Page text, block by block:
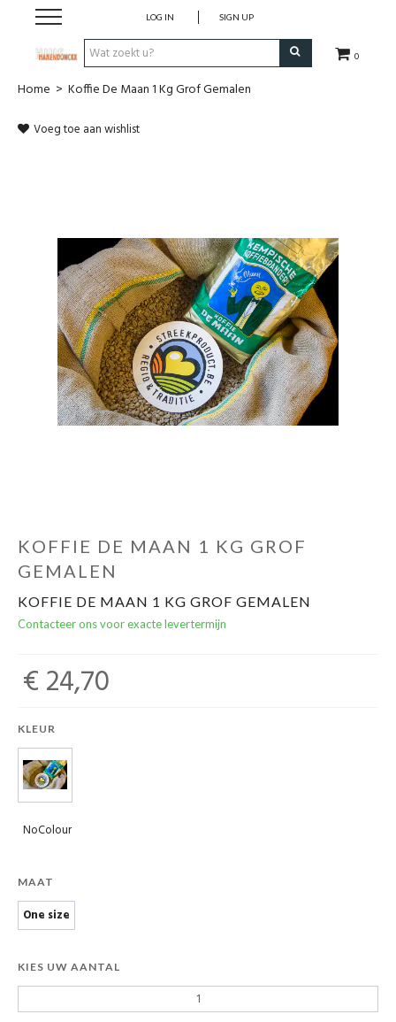
0
LOG IN SIGN UP
Wijnen
Sterke dranken
Verpakking
Alcoholvrije dranken
Koffie 'De Maan'
Geels Witteke De Maan's Jenever
Home > Koffie De Maan 1 Kg Grof Gemalen
Voeg toe aan wishlist
KOFFIE DE MAAN 1 KG GROF
GEMALEN
KOFFIE DE MAAN 1 KG GROF GEMALEN
Contacteer ons voor exacte levertermijn
€ 24,70
KLEUR
NoColour
MAAT
One size
KIES UW AANTAL